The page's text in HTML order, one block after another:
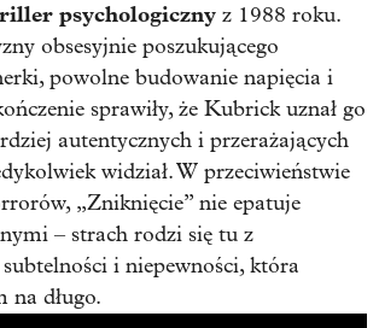
psychologiczny z 1988 roku.
obsesyjnie poszukującego
powolne budowanie napięcia i
sprawiły, że Kubrick uznał go
autentycznych i przerażających
widział. W przeciwieństwie
„Zniknięcie” nie epatuje
– strach rodzi się tu z
i niepewności, która
na długo.